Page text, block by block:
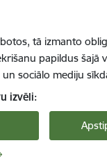
tā izmanto
papildus šajā
sociālo mediju
izvēli: